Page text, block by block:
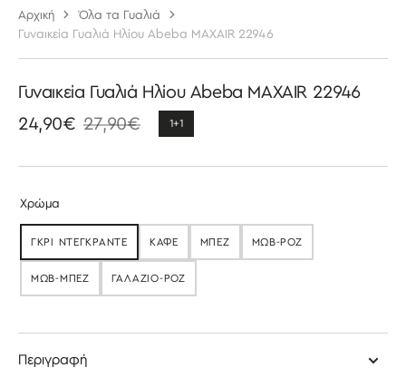
Γυναικεία Γυαλιά Ηλίου Abeba MAXAIR 22946
Τιμή
24,90€ Κανονική
27,90€ 1+1
Χρώμα
ΓΚΡΙ ΝΤΕΓΚΡΑΝΤΕ
ΕΞΑΝΤΛΉΘΗΚΕΚΑΦΕΕΞΑΝΤΛΉΘΗΚΕ
ΜΠΕΖΕΞΑΝΤΛΉΘΗΚΕ
ΜΩΒ-ΡΟΖΕΞΑΝΤΛΉΘΗΚΕ
ΜΩΒ-ΜΠΕΖΕΞΑΝΤΛΉΘΗΚΕΓΑΛΑΖΙΟ-ΡΟΖΕΞΑΝΤΛΉΘΗΚΕ
Περιγραφή
Αρχική
Όλα τα Γυαλιά
Γυναικεία Γυαλιά Ηλίου Abeba MAXAIR 22946